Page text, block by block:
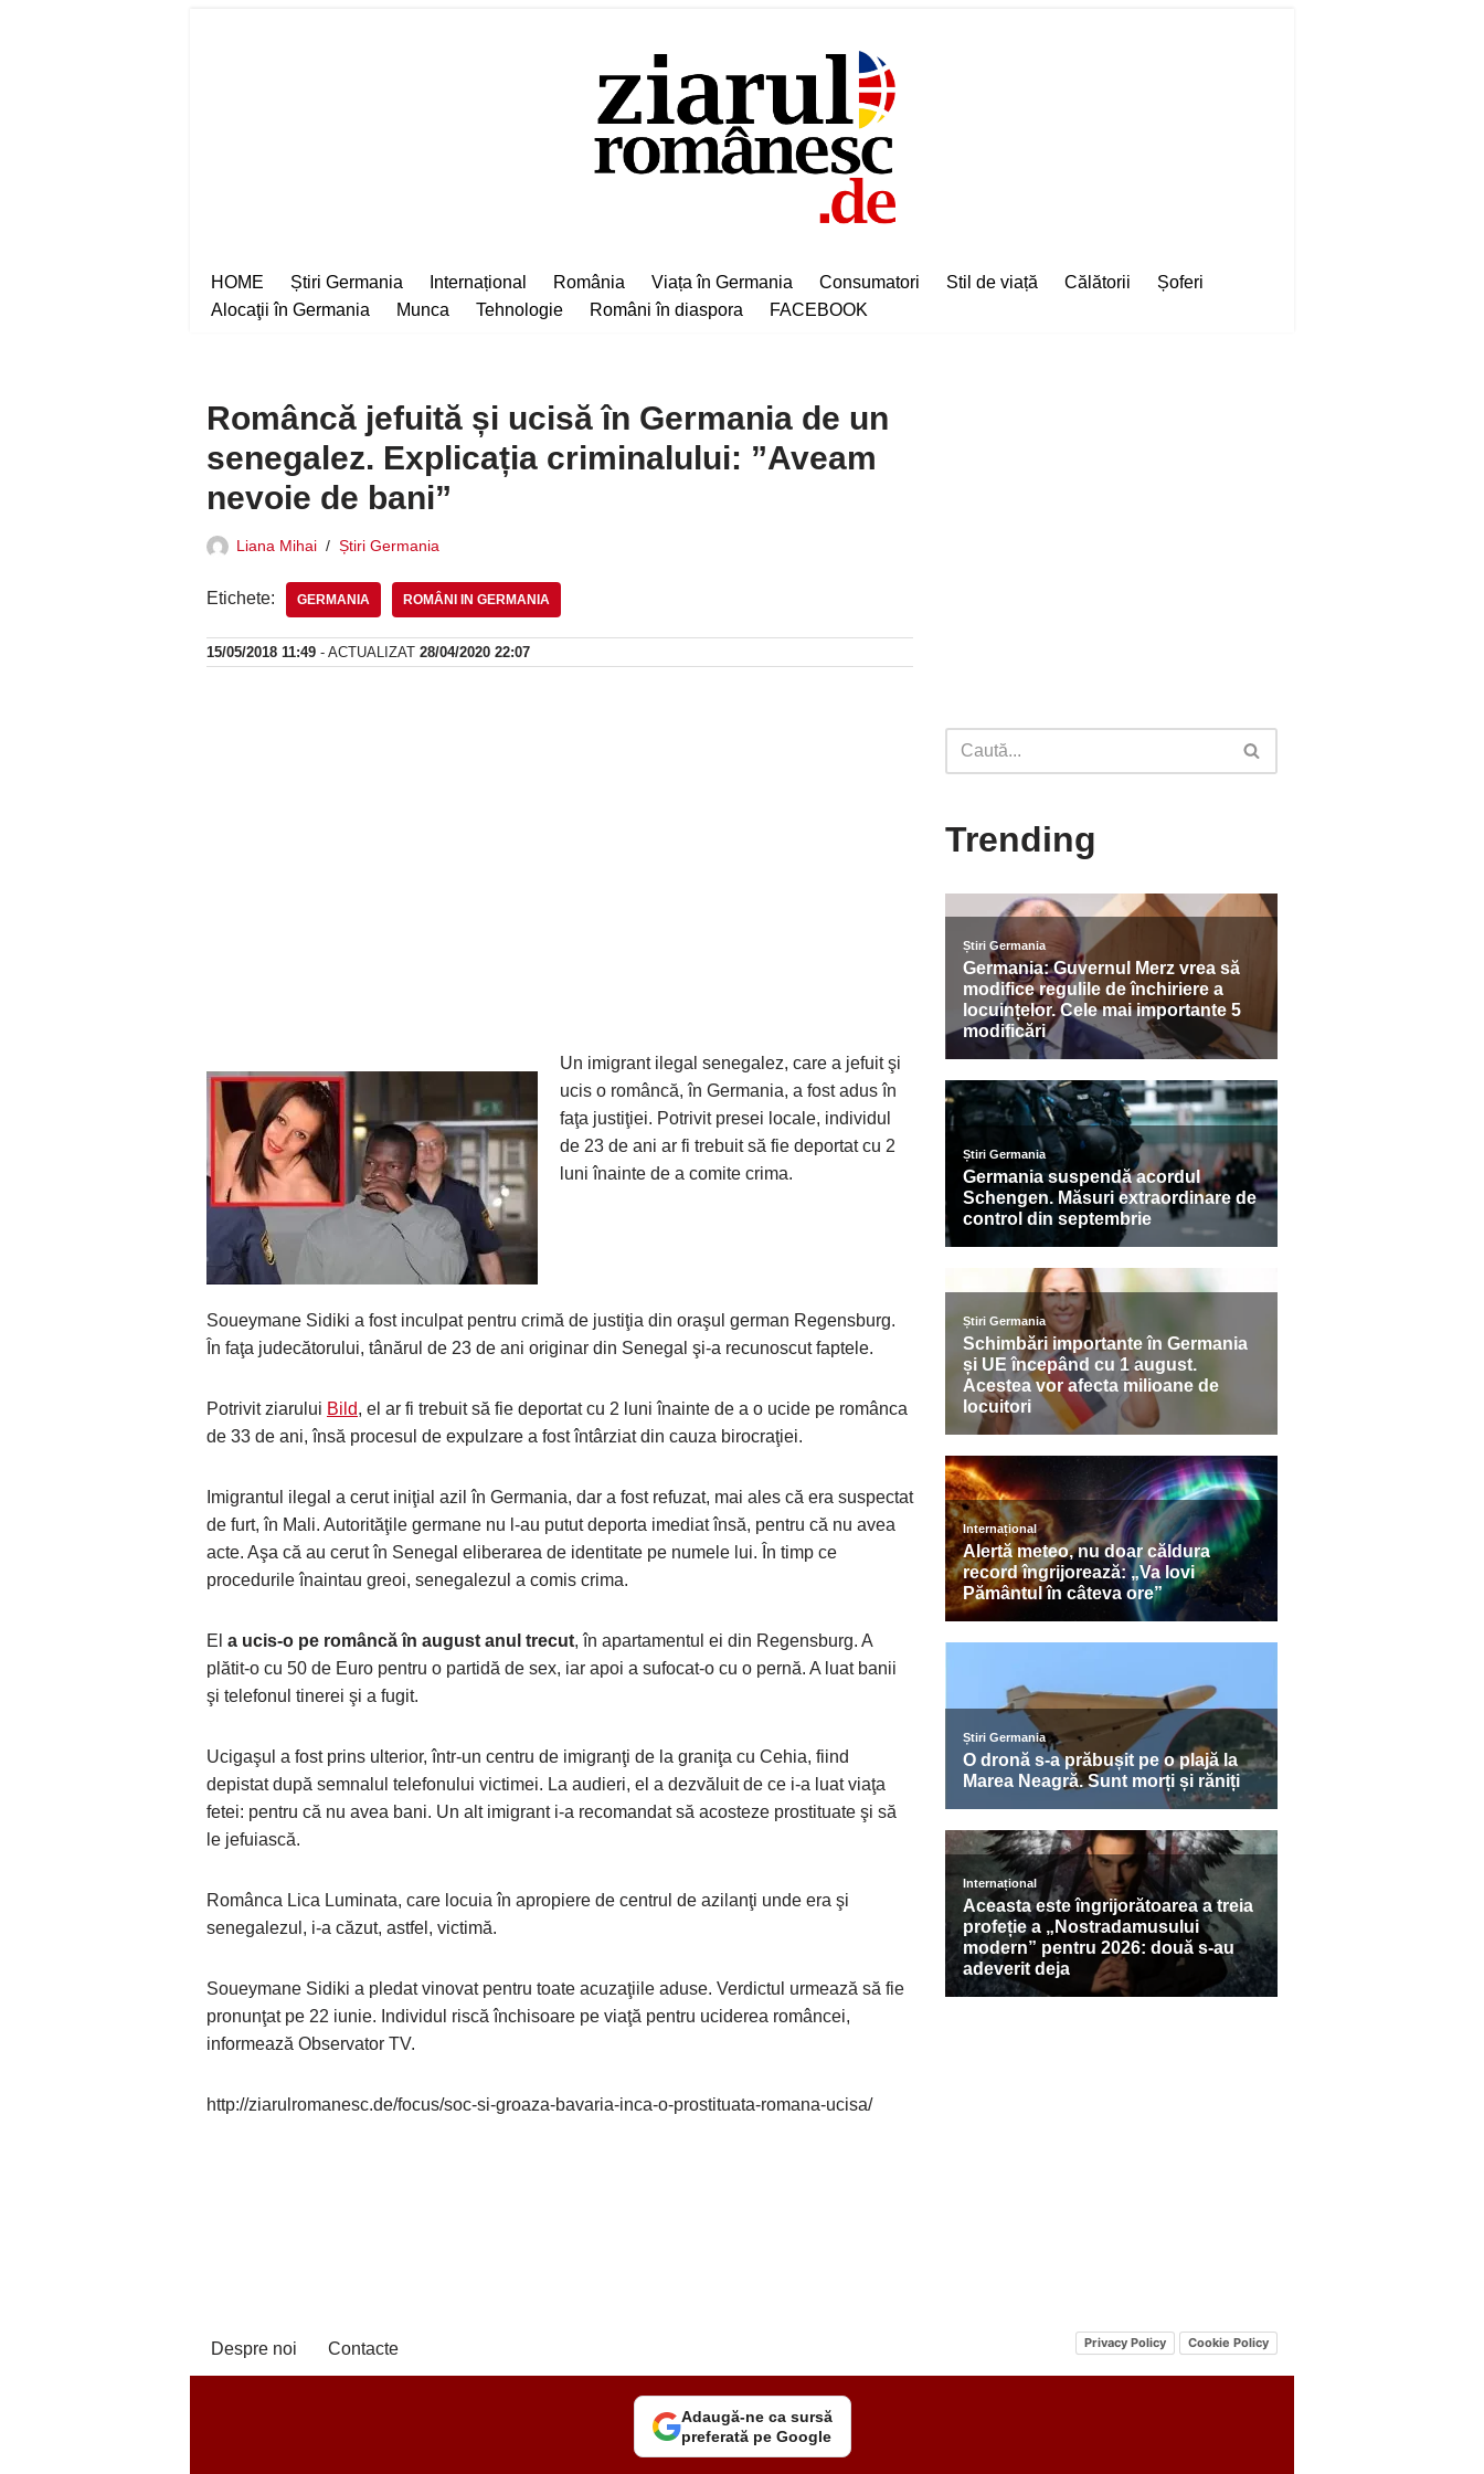
HOME Știri Germania Internațional România Viața în Germania Consumatori Stil de viață Călătorii
Șoferi
Alocaţii în Germania
Munca Tehnologie Români în diaspora FACEBOOK
Româncă jefuită și ucisă în Germania de un
senegalez. Explicația criminalului: ”Aveam
nevoie de bani”
Liana Mihai Știri Germania
Etichete: GERMANIA ROMÂNI IN GERMANIA
15/05/2018 11:49 - ACTUALIZAT 28/04/2020 22:07
Un imigrant ilegal senegalez, care a jefuit şi
ucis o româncă, în Germania, a fost adus în
faţa justiţiei. Potrivit presei locale, individul
de 23 de ani ar fi trebuit să fie deportat cu 2
luni înainte de a comite crima.
Soueymane Sidiki a fost inculpat pentru crimă de justiţia din oraşul german Regensburg.
În faţa judecătorului, tânărul de 23 de ani originar din Senegal şi-a recunoscut faptele.
Potrivit ziarului Bild, el ar fi trebuit să fie deportat cu 2 luni înainte de a o ucide pe românca
de 33 de ani, însă procesul de expulzare a fost întârziat din cauza birocraţiei.
Imigrantul ilegal a cerut iniţial azil în Germania, dar a fost refuzat, mai ales că era suspectat
de furt, în Mali. Autorităţile germane nu l-au putut deporta imediat însă, pentru că nu avea
acte. Aşa că au cerut în Senegal eliberarea de identitate pe numele lui. În timp ce
procedurile înaintau greoi, senegalezul a comis crima.
El a ucis-o pe româncă în august anul trecut, în apartamentul ei din Regensburg. A
plătit-o cu 50 de Euro pentru o partidă de sex, iar apoi a sufocat-o cu o pernă. A luat banii
şi telefonul tinerei şi a fugit.
Ucigaşul a fost prins ulterior, într-un centru de imigranţi de la graniţa cu Cehia, fiind
depistat după semnalul telefonului victimei. La audieri, el a dezvăluit de ce i-a luat viaţa
fetei: pentru că nu avea bani. Un alt imigrant i-a recomandat să acosteze prostituate şi să
le jefuiască.
Românca Lica Luminata, care locuia în apropiere de centrul de azilanţi unde era şi
senegalezul, i-a căzut, astfel, victimă.
Soueymane Sidiki a pledat vinovat pentru toate acuzaţiile aduse. Verdictul urmează să fie
pronunţat pe 22 iunie. Individul riscă închisoare pe viaţă pentru uciderea româncei,
informează Observator TV.
http://ziarulromanesc.de/focus/soc-si-groaza-bavaria-inca-o-prostituata-romana-ucisa/
Trending
Despre noi Contacte Privacy Policy Cookie Policy
Adaugă-ne ca sursă
preferată pe Google